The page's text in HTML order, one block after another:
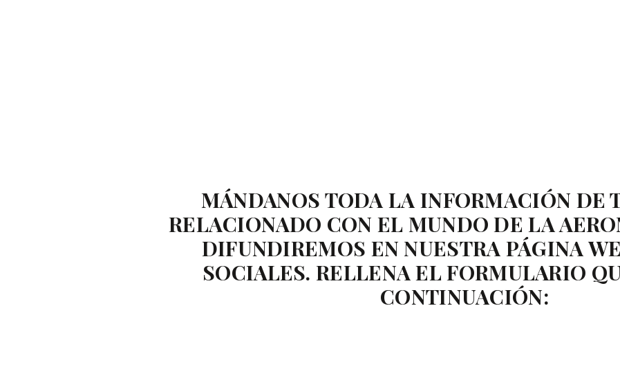
MÁNDANOS TODA LA INFORMACIÓN DE
RELACIONADO CON EL MUNDO DE LA
DIFUNDIREMOS EN NUESTRA PÁGINA
SOCIALES. RELLENA EL FORMULARIO
CONTINUACIÓN: